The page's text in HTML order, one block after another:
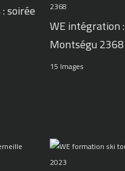
soirée
WE intégration :
Montségu 2368
15 Images